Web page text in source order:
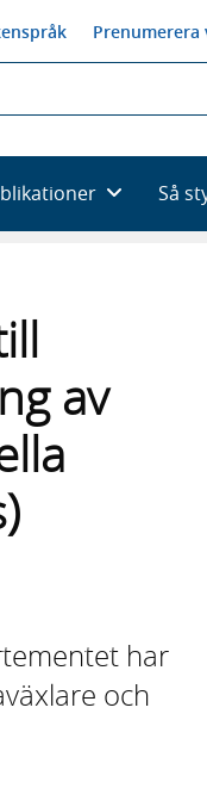
Prenumerera
Så
av
har
och